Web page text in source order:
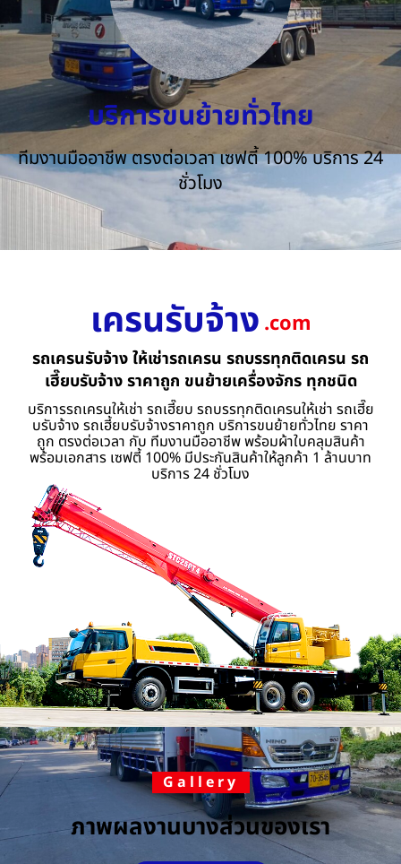
บริการขนย้ายทั่วไทย
ทีมงานมืออาชีพ ตรงต่อเวลา เซฟตี้ 100% บริการ 24
ชั่วโมง
เครนรับจ้าง .com
รถเครนรับจ้าง ให้เช่ารถเครน รถบรรทุกติดเครน รถ
เฮี๊ยบรับจ้าง ราคาถูก ขนย้ายเครื่องจักร ทุกชนิด
บริการรถเครนให้เช่า รถเฮี๊ยบ รถบรรทุกติดเครนให้เช่า รถเฮี๊ย
บรับจ้าง รถเฮี้ยบรับจ้างราคาถูก บริการขนย้ายทั่วไทย ราคา
ถูก ตรงต่อเวลา กับ ทีมงานมืออาชีพ พร้อมผ้าใบคลุมสินค้า
พร้อมเอกสาร เซฟตี้ 100% มีประกันสินค้าให้ลูกค้า 1 ล้านบาท
บริการ 24 ชั่วโมง
Gallery
ภาพผลงานบางส่วนของเรา